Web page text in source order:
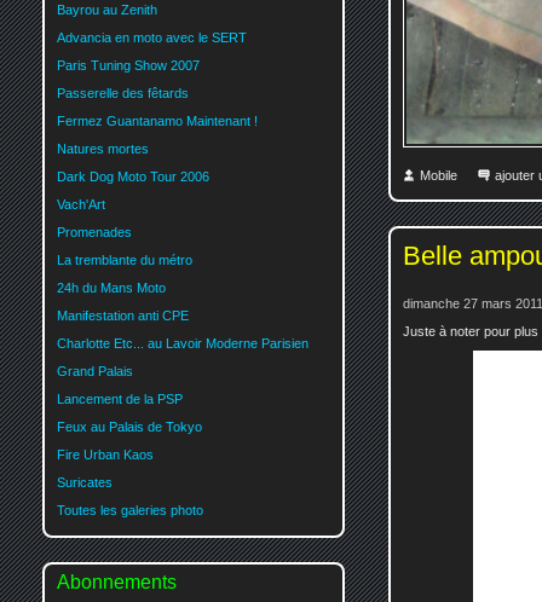
Mobile ajouter
Belle
dimanche 27 mars
Juste à noter pour
Bayrou au Zenith
Advancia en moto avec le SERT
Paris Tuning Show 2007
Passerelle des fêtards
Fermez Guantanamo Maintenant !
Natures mortes
Dark Dog Moto Tour 2006
Vach'Art
Promenades
La tremblante du métro
24h du Mans Moto
Manifestation anti CPE
Charlotte Etc... au Lavoir Moderne Parisien
Grand Palais
Lancement de la PSP
Feux au Palais de Tokyo
Fire Urban Kaos
Suricates
Toutes les galeries photo
Abonnements